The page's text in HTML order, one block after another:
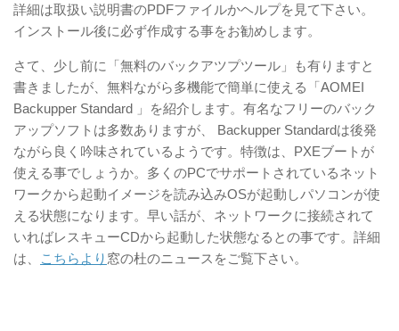
詳細は取扱い説明書のPDFファイルかヘルプを見て下さい。
インストール後に必ず作成する事をお勧めします。
さて、少し前に「無料のバックアツプツール」も有りますと
書きましたが、無料ながら多機能で簡単に使える「AOMEI
Backupper Standard 」を紹介します。有名なフリーのバック
アップソフトは多数ありますが、 Backupper Standardは後発
ながら良く吟味されているようです。特徴は、PXEブートが
使える事でしょうか。多くのPCでサポートされているネット
ワークから起動イメージを読み込みOSが起動しパソコンが使
える状態になります。早い話が、ネットワークに接続されて
いればレスキューCDから起動した状態なるとの事です。詳細
は、
こちらより 窓の杜のニュースをご覧下さい。